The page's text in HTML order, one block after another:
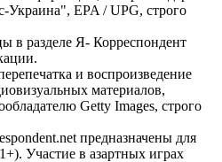
Украина", EPA / UPG, строго
в разделе Я- Корреспондент
и воспроизведение
материалов,
Getty Images, строго
предназначены для
Участие в азартных играх